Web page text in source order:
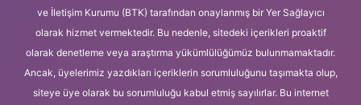
ve İletişim Kurumu (BTK) tarafından onaylanmış bir Yer Sağlayıcı
olarak hizmet vermektedir. Bu nedenle, sitedeki içerikleri proaktif
olarak denetleme veya araştırma yükümlülüğümüz bulunmamaktadır.
Ancak, üyelerimiz yazdıkları içeriklerin sorumluluğunu taşımakta olup,
siteye üye olarak bu sorumluluğu kabul etmiş sayılırlar. Bu internet